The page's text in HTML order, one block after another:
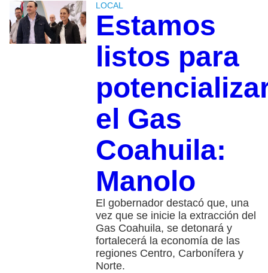
LOCAL
Estamos
listos para
el Gas
Coahuila:
Manolo
El gobernador destacó que, una
vez que se inicie la extracción del
Gas Coahuila, se detonará y
fortalecerá la economía de las
regiones Centro, Carbonífera y
Norte.